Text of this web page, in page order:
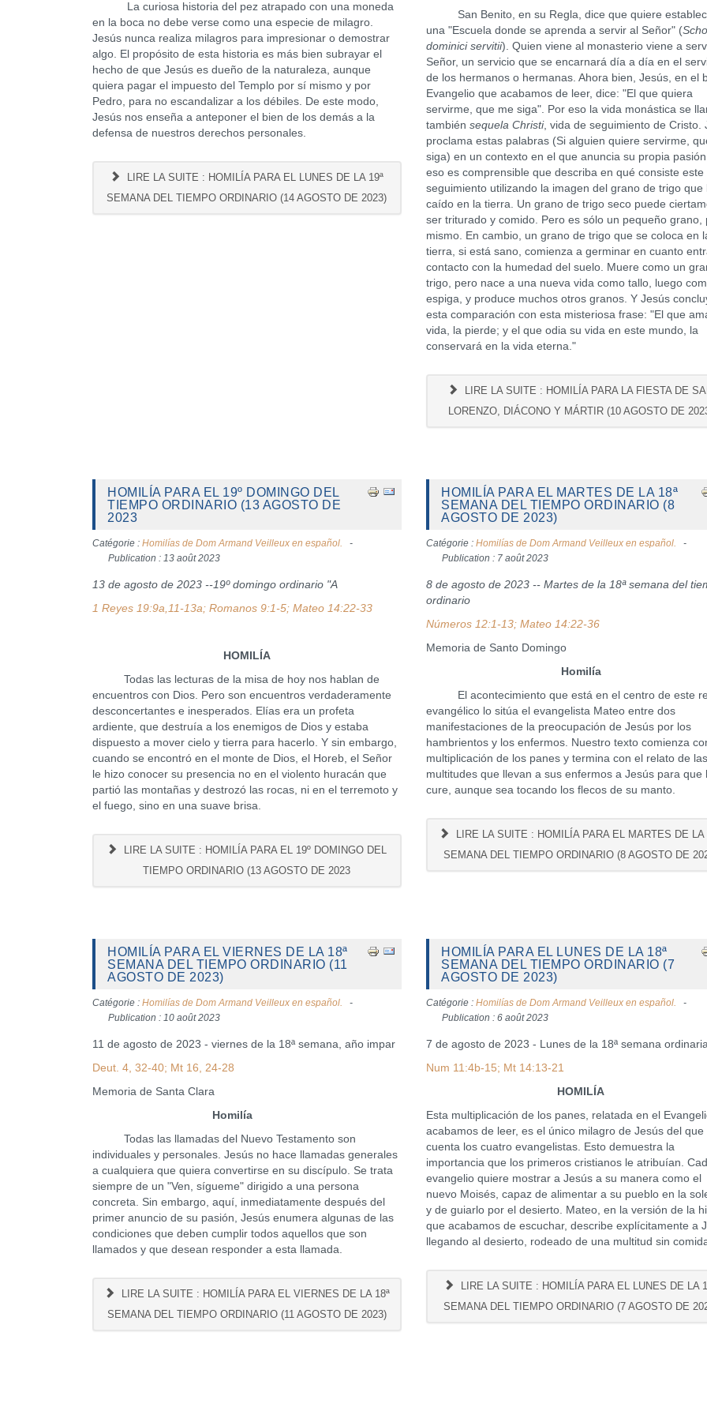
La curiosa historia del pez atrapado con una moneda
en la boca no debe verse como una especie de milagro.
Jesús nunca realiza milagros para impresionar o demostrar
algo. El propósito de esta historia es más bien subrayar el
hecho de que Jesús es dueño de la naturaleza, aunque
quiera pagar el impuesto del Templo por sí mismo y por
Pedro, para no escandalizar a los débiles. De este modo,
Jesús nos enseña a anteponer el bien de los demás a la
defensa de nuestros derechos personales.
LIRE LA SUITE : HOMILÍA PARA EL LUNES DE LA 19ª
SEMANA DEL TIEMPO ORDINARIO (14 AGOSTO DE 2023)
San Benito, en su Regla, dice que quiere
una "Escuela donde se aprenda a servir al Señor" (
dominici servitii). Quien viene al monasterio viene a
Señor, un servicio que se encarnará día a día en el
de los hermanos o hermanas. Ahora bien, Jesús, en el
Evangelio que acabamos de leer, dice: "El que quiera
servirme, que me siga". Por eso la vida monástica se
tambiénsequela Christi, vida de seguimiento de Cristo.
proclama estas palabras (Si alguien quiere servirme,
siga) en un contexto en el que anuncia su propia
eso es comprensible que describa en qué consiste este
seguimiento utilizando la imagen del grano de trigo que
caído en la tierra. Un grano de trigo seco puede
ser triturado y comido. Pero es sólo un pequeño grano,
mismo. En cambio, un grano de trigo que se coloca en
tierra, si está sano, comienza a germinar en cuanto
contacto con la humedad del suelo. Muere como un
trigo, pero nace a una nueva vida como tallo, luego
espiga, y produce muchos otros granos. Y Jesús
esta comparación con esta misteriosa frase: "El que
vida, la pierde; y el que odia su vida en este mundo, la
conservará en la vida eterna."
LIRE LA SUITE : HOMILÍA PARA LA FIESTA DE
LORENZO, DIÁCONO Y MÁRTIR (10 AGOSTO DE
HOMILÍA PARA EL 19º DOMINGO DEL
TIEMPO ORDINARIO (13 AGOSTO DE
2023
Catégorie : Homilías de Dom Armand Veilleux en español.
Publication : 13 août 2023
13 de agosto de 2023 --19º domingo ordinario "A
1 Reyes 19:9a,11-13a; Romanos 9:1-5; Mateo 14:22-33
HOMILÍA
Todas las lecturas de la misa de hoy nos hablan de
encuentros con Dios. Pero son encuentros verdaderamente
desconcertantes e inesperados. Elías era un profeta
ardiente, que destruía a los enemigos de Dios y estaba
dispuesto a mover cielo y tierra para hacerlo. Y sin embargo,
cuando se encontró en el monte de Dios, el Horeb, el Señor
le hizo conocer su presencia no en el violento huracán que
partió las montañas y destrozó las rocas, ni en el terremoto y
el fuego, sino en una suave brisa.
LIRE LA SUITE : HOMILÍA PARA EL 19º DOMINGO DEL
TIEMPO ORDINARIO (13 AGOSTO DE 2023
HOMILÍA PARA EL MARTES DE LA 18ª
SEMANA DEL TIEMPO ORDINARIO (8
AGOSTO DE 2023)
Catégorie :Homilías de Dom Armand Veilleux en español.
Publication : 7 août 2023
8 de agosto de 2023 -- Martes de la 18ª semana del
ordinario
Números 12:1-13; Mateo 14:22-36
Memoria de Santo Domingo
Homilía
El acontecimiento que está en el centro de este
evangélico lo sitúa el evangelista Mateo entre dos
manifestaciones de la preocupación de Jesús por los
hambrientos y los enfermos. Nuestro texto comienza
multiplicación de los panes y termina con el relato de las
multitudes que llevan a sus enfermos a Jesús para que
cure, aunque sea tocando los flecos de su manto.
LIRE LA SUITE : HOMILÍA PARA EL MARTES DE LA
SEMANA DEL TIEMPO ORDINARIO (8 AGOSTO DE
HOMILÍA PARA EL VIERNES DE LA 18ª
SEMANA DEL TIEMPO ORDINARIO (11
AGOSTO DE 2023)
Catégorie : Homilías de Dom Armand Veilleux en español.
Publication : 10 août 2023
11 de agosto de 2023 - viernes de la 18ª semana, año impar
Deut. 4, 32-40; Mt 16, 24-28
Memoria de Santa Clara
Homilía
Todas las llamadas del Nuevo Testamento son
individuales y personales. Jesús no hace llamadas generales
a cualquiera que quiera convertirse en su discípulo. Se trata
siempre de un "Ven, sígueme" dirigido a una persona
concreta. Sin embargo, aquí, inmediatamente después del
primer anuncio de su pasión, Jesús enumera algunas de las
condiciones que deben cumplir todos aquellos que son
llamados y que desean responder a esta llamada.
LIRE LA SUITE : HOMILÍA PARA EL VIERNES DE LA 18ª
SEMANA DEL TIEMPO ORDINARIO (11 AGOSTO DE 2023)
HOMILÍA PARA EL LUNES DE LA 18ª
SEMANA DEL TIEMPO ORDINARIO (7
AGOSTO DE 2023)
Catégorie :Homilías de Dom Armand Veilleux en español.
Publication : 6 août 2023
7 de agosto de 2023 - Lunes de la 18ª semana
Num 11:4b-15; Mt 14:13-21
HOMILÍA
Esta multiplicación de los panes, relatada en el
acabamos de leer, es el único milagro de Jesús del que
cuenta los cuatro evangelistas. Esto demuestra la
importancia que los primeros cristianos le atribuían.
evangelio quiere mostrar a Jesús a su manera como el
nuevo Moisés, capaz de alimentar a su pueblo en la
y de guiarlo por el desierto. Mateo, en la versión de la
que acabamos de escuchar, describe explícitamente a
llegando al desierto, rodeado de una multitud sin
LIRE LA SUITE : HOMILÍA PARA EL LUNES DE LA
SEMANA DEL TIEMPO ORDINARIO (7 AGOSTO DE